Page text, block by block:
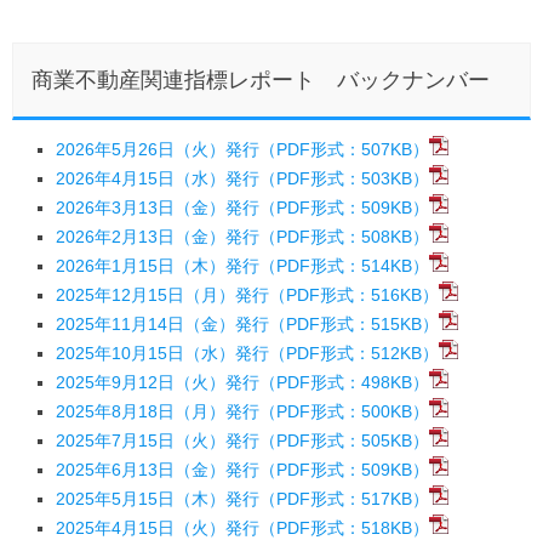
商業不動産関連指標レポート バックナンバー
2026年5月26日（火）発行（PDF形式：507KB）
2026年4月15日（水）発行（PDF形式：503KB）
2026年3月13日（金）発行（PDF形式：509KB）
2026年2月13日（金）発行（PDF形式：508KB）
2026年1月15日（木）発行（PDF形式：514KB）
2025年12月15日（月）発行（PDF形式：516KB）
2025年11月14日（金）発行（PDF形式：515KB）
2025年10月15日（水）発行（PDF形式：512KB）
2025年9月12日（火）発行（PDF形式：498KB）
2025年8月18日（月）発行（PDF形式：500KB）
2025年7月15日（火）発行（PDF形式：505KB）
2025年6月13日（金）発行（PDF形式：509KB）
2025年5月15日（木）発行（PDF形式：517KB）
2025年4月15日（火）発行（PDF形式：518KB）